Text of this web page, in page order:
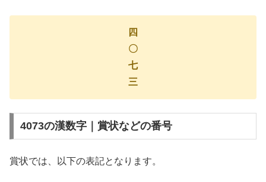
四
〇
七
三
4073の漢数字｜賞状などの番号
賞状では、以下の表記となります。